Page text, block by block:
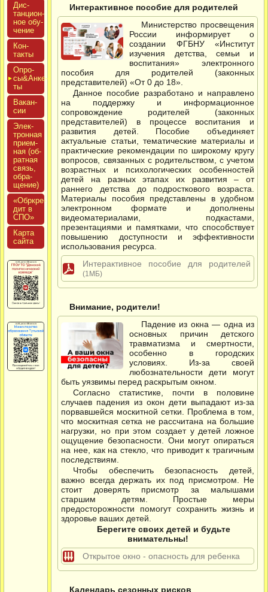
Дис­
танци­он­
ное обу­
чение
Кон­
такты
Опро­
сы&Анке­
ты
Вакан­
сии
Элек­
трон­ная
при­ем­
ная (об­
ратная
связь,
об­ра­
щение)
«Обркре­
дит в
СПО»
Кар­та
сай­та
Интерактивное пособие для родителей
Министерство просвещения
России информирует о
создании ФГБНУ «Институт
изучения детства, семьи и
воспитания» электронного
пособия для родителей (законных
представителей) «От 0 до 18».
Данное пособие разработано и направлено
на поддержку и информационное
сопровождение родителей (законных
представителей) в процессе воспитания и
развития детей. Пособие объединяет
актуальные статьи, тематические материалы и
практические рекомендации по широкому кругу
вопросов, связанных с родительством, с учетом
возрастных и психологических особенностей
детей на разных этапах их развития – от
раннего детства до подросткового возраста.
Материалы пособия представлены в удобном
электронном формате и дополнены
видеоматериалами, подкастами,
презентациями и памятками, что способствует
повышению доступности и эффективности
использования ресурса.
Интерактивное пособие для родителей
(1МБ)
Внимание, родители!
Падение из окна — одна из
основных причин детского
травматизма и смертности,
особенно в городских
условиях. Из-за своей
любознательности дети могут
быть уязвимы перед раскрытым окном.
Согласно статистике, почти в половине
случаев падения из окон дети выпадают из-за
порвавшейся москитной сетки. Проблема в том,
что москитная сетка не рассчитана на большие
нагрузки, но при этом создает у детей ложное
ощущение безопасности. Они могут опираться
на нее, как на стекло, что приводит к трагичным
последствиям.
Чтобы обеспечить безопасность детей,
важно всегда держать их под присмотром. Не
стоит доверять присмотр за малышами
старшим детям. Простые меры
предосторожности помогут сохранить жизнь и
здоровье ваших детей.
Берегите своих детей и будьте
внимательны!
Открытое окно - опасность для ребенка
Календарь сезонных рисков